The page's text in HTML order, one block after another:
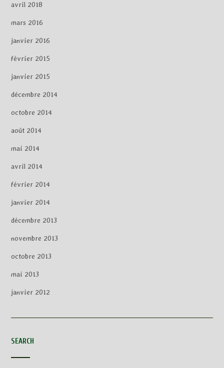
avril 2018
mars 2016
janvier 2016
février 2015
janvier 2015
décembre 2014
octobre 2014
août 2014
mai 2014
avril 2014
février 2014
janvier 2014
décembre 2013
novembre 2013
octobre 2013
mai 2013
janvier 2012
SEARCH